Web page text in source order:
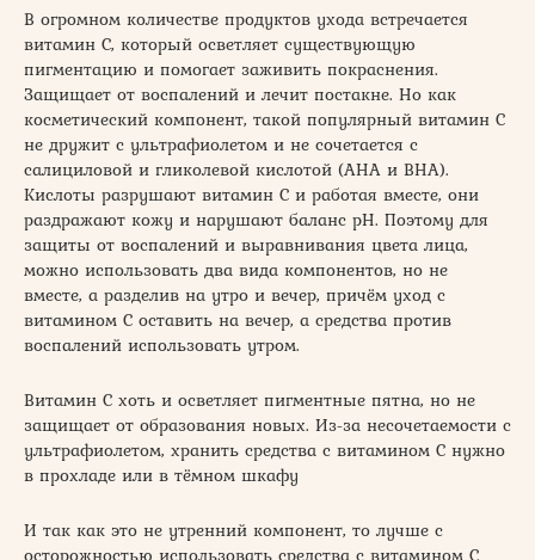
В огромном количестве продуктов ухода встречается
витамин С, который осветляет существующую
пигментацию и помогает заживить покраснения.
Защищает от воспалений и лечит постакне. Но как
косметический компонент, такой популярный витамин С
не дружит с ультрафиолетом и не сочетается с
салициловой и гликолевой кислотой (АНА и BHA).
Кислоты разрушают витамин С и работая вместе, они
раздражают кожу и нарушают баланс pH. Поэтому для
защиты от воспалений и выравнивания цвета лица,
можно использовать два вида компонентов, но не
вместе, а разделив на утро и вечер, причём уход с
витамином С оставить на вечер, а средства против
воспалений использовать утром.
Витамин С хоть и осветляет пигментные пятна, но не
защищает от образования новых. Из-за несочетаемости с
ультрафиолетом, хранить средства с витамином С нужно
в прохладе или в тёмном шкафу
И так как это не утренний компонент, то лучше с